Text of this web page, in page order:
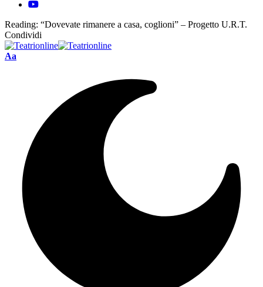
Reading: “Dovevate rimanere a casa, coglioni” – Progetto U.R.T.
Condividi
Font
Aa